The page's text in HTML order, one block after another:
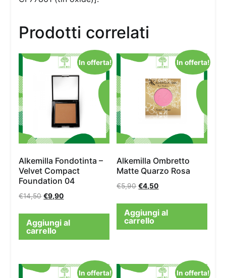
Prodotti correlati
In offerta!
Alkemilla Fondotinta –
Velvet Compact
Foundation 04
€14,50 €9,90
Aggiungi al
carrello
In offerta!
Alkemilla Ombretto
Matte Quarzo Rosa
€5,90 €4,50
Aggiungi al
carrello
In offerta! In offerta!